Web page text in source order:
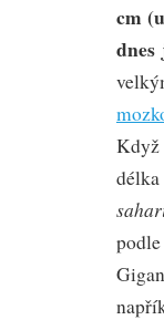
cm
dnes
Když